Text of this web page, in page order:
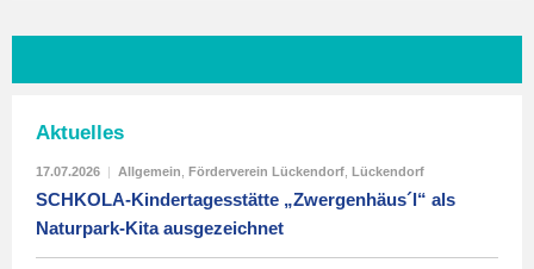
Aktuelles
17.07.2026 | Allgemein Förderverein Lückendorf Lückendorf
SCHKOLA-Kindertagesstätte „Zwergenhäus´l“ als
Naturpark-Kita ausgezeichnet